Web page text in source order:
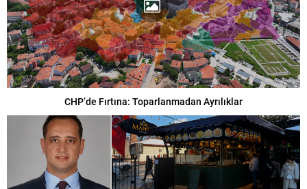
CHP’de Fırtına: Toparlanmadan Ayrılıklar